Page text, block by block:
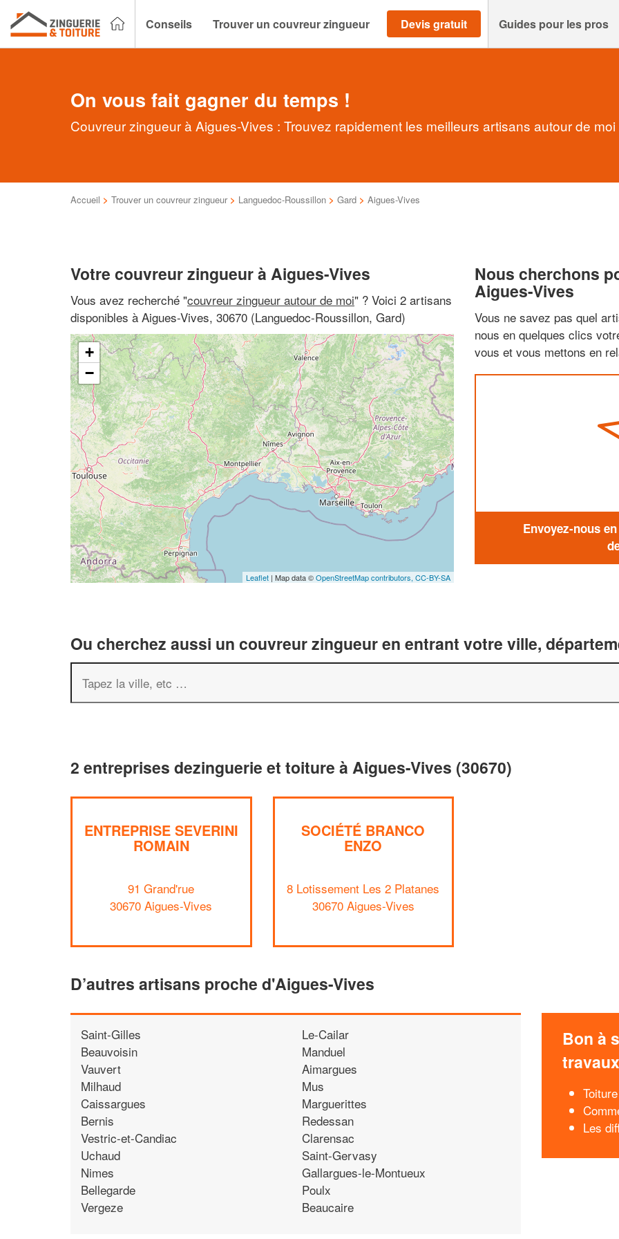
Conseils Trouver un couvreur zingueur Devis gratuit Guides pour les pros
On vous fait gagner du temps !
Couvreur zingueur à Aigues-Vives : Trouvez rapidement les meilleurs artisans autour de moi
Accueil > Trouver un couvreur zingueur > Languedoc-Roussillon > Gard > Aigues-Vives
Votre couvreur zingueur à Aigues-Vives
Vous avez recherché "couvreur zingueur autour de moi" ? Voici 2 artisans
disponibles à Aigues-Vives, 30670 (Languedoc-Roussillon, Gard)
+
−
Leaflet | Map data ©OpenStreetMap contributors, CC-BY-SA
Nous cherchons
Aigues-Vives
Vous ne savez pas quel
nous en quelques clics
vous et vous mettons en
Envoyez-nous
Ou cherchez aussi un couvreur zingueur en entrant votre ville,
2 entreprises dezinguerie et toiture à Aigues-Vives (30670)
ENTREPRISE SEVERINI
ROMAIN
91 Grand'rue
30670 Aigues-Vives
SOCIÉTÉ BRANCO
ENZO
8 Lotissement Les 2 Platanes
30670 Aigues-Vives
D’autres artisans proche d'Aigues-Vives
Saint-Gilles
Beauvoisin
Vauvert
Milhaud
Caissargues
Bernis
Vestric-et-Candiac
Uchaud
Nimes
Bellegarde
Vergeze
Le-Cailar
Manduel
Aimargues
Mus
Marguerittes
Redessan
Clarensac
Saint-Gervasy
Gallargues-le-Montueux
Poulx
Beaucaire
Bon à
travaux
Les